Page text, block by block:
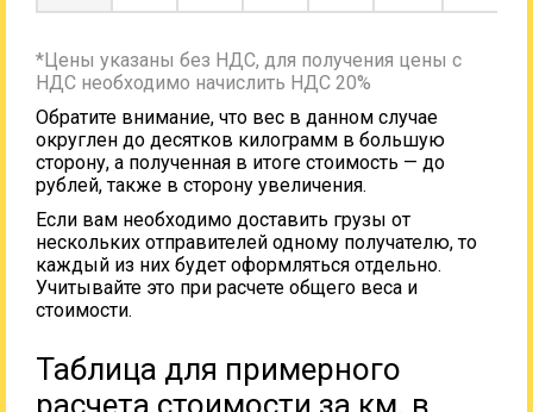
*Цены указаны без НДС, для получения цены с
НДС необходимо начислить НДС 20%
Обратите внимание, что вес в данном случае
округлен до десятков килограмм в большую
сторону, а полученная в итоге стоимость — до
рублей, также в сторону увеличения.
Если вам необходимо доставить грузы от
нескольких отправителей одному получателю, то
каждый из них будет оформляться отдельно.
Учитывайте это при расчете общего веса и
стоимости.
Таблица для примерного
расчета стоимости за км, в